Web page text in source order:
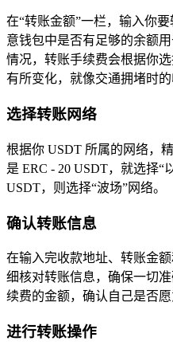
在“转账金额”一栏，输入你
意钱包中是否有足够的余额
情况，转账手续费会根据你
有所变化，就像交通拥堵时
选择转账网络
根据你 USDT 所属的网络，
是 ERC - 20 USDT，就选择“
USDT，则选择“波场”网络。
确认转账信息
在输入完收款地址、转账金
细核对转账信息，确保一切
续费的金额，确认自己是否愿
进行转账操作